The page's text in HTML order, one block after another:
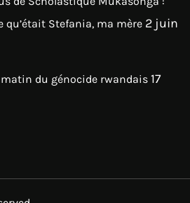
qu’était Stefania, ma mère 2 juin
du génocide rwandais 17